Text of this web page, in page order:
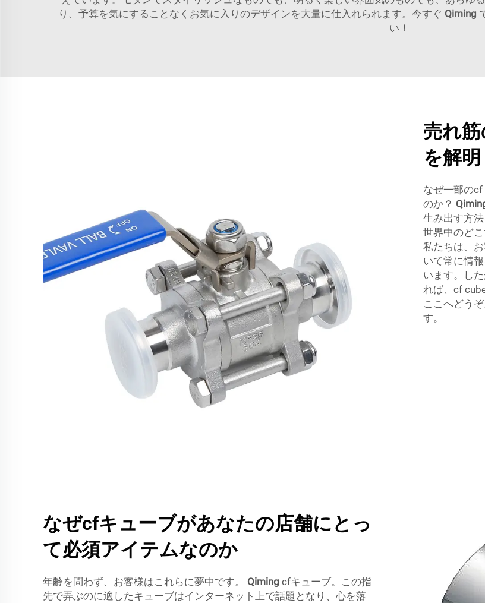
り、予算を気にすることなくお気に入りのデザインを大量に仕入れられます。今すぐ Qiming
い！
売れ
を解明
なぜ一部の
のか？
生み出す方
世界中のど
私たちは、
いて常に情
います。し
れば、cf
ここへどうぞ
す。
なぜcfキューブがあなたの店舗にとっ
て必須アイテムなのか
年齢を問わず、お客様はこれらに夢中です。 Qiming cfキューブ。この指
先で弄ぶのに適したキューブはインターネット上で話題となり、心を落